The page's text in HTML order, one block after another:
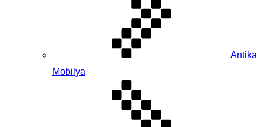
Antika
Mobilya